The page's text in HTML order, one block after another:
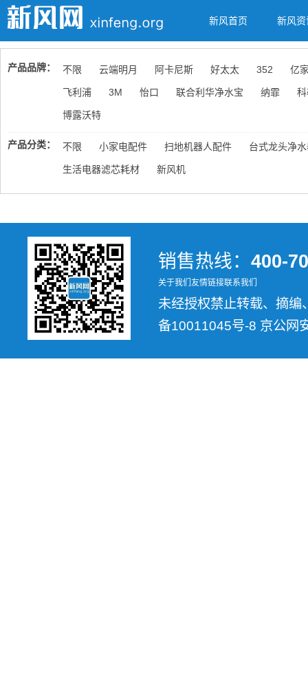
新风首页 新风资
产品品牌： 不限 云端明月 阿卡尼斯 好太太 352 亿
飞利浦 3M 怡口 联合利华净水宝 纳霏
博露沃特
产品分类： 不限 小家电配件 扫地机器人配件 台式龙头净
生活电器滤芯耗材 新风机
销售热线： 400-
关于我们 友情链接联系我们
未经授权禁止转载、摘
备10011045号-8 京公网